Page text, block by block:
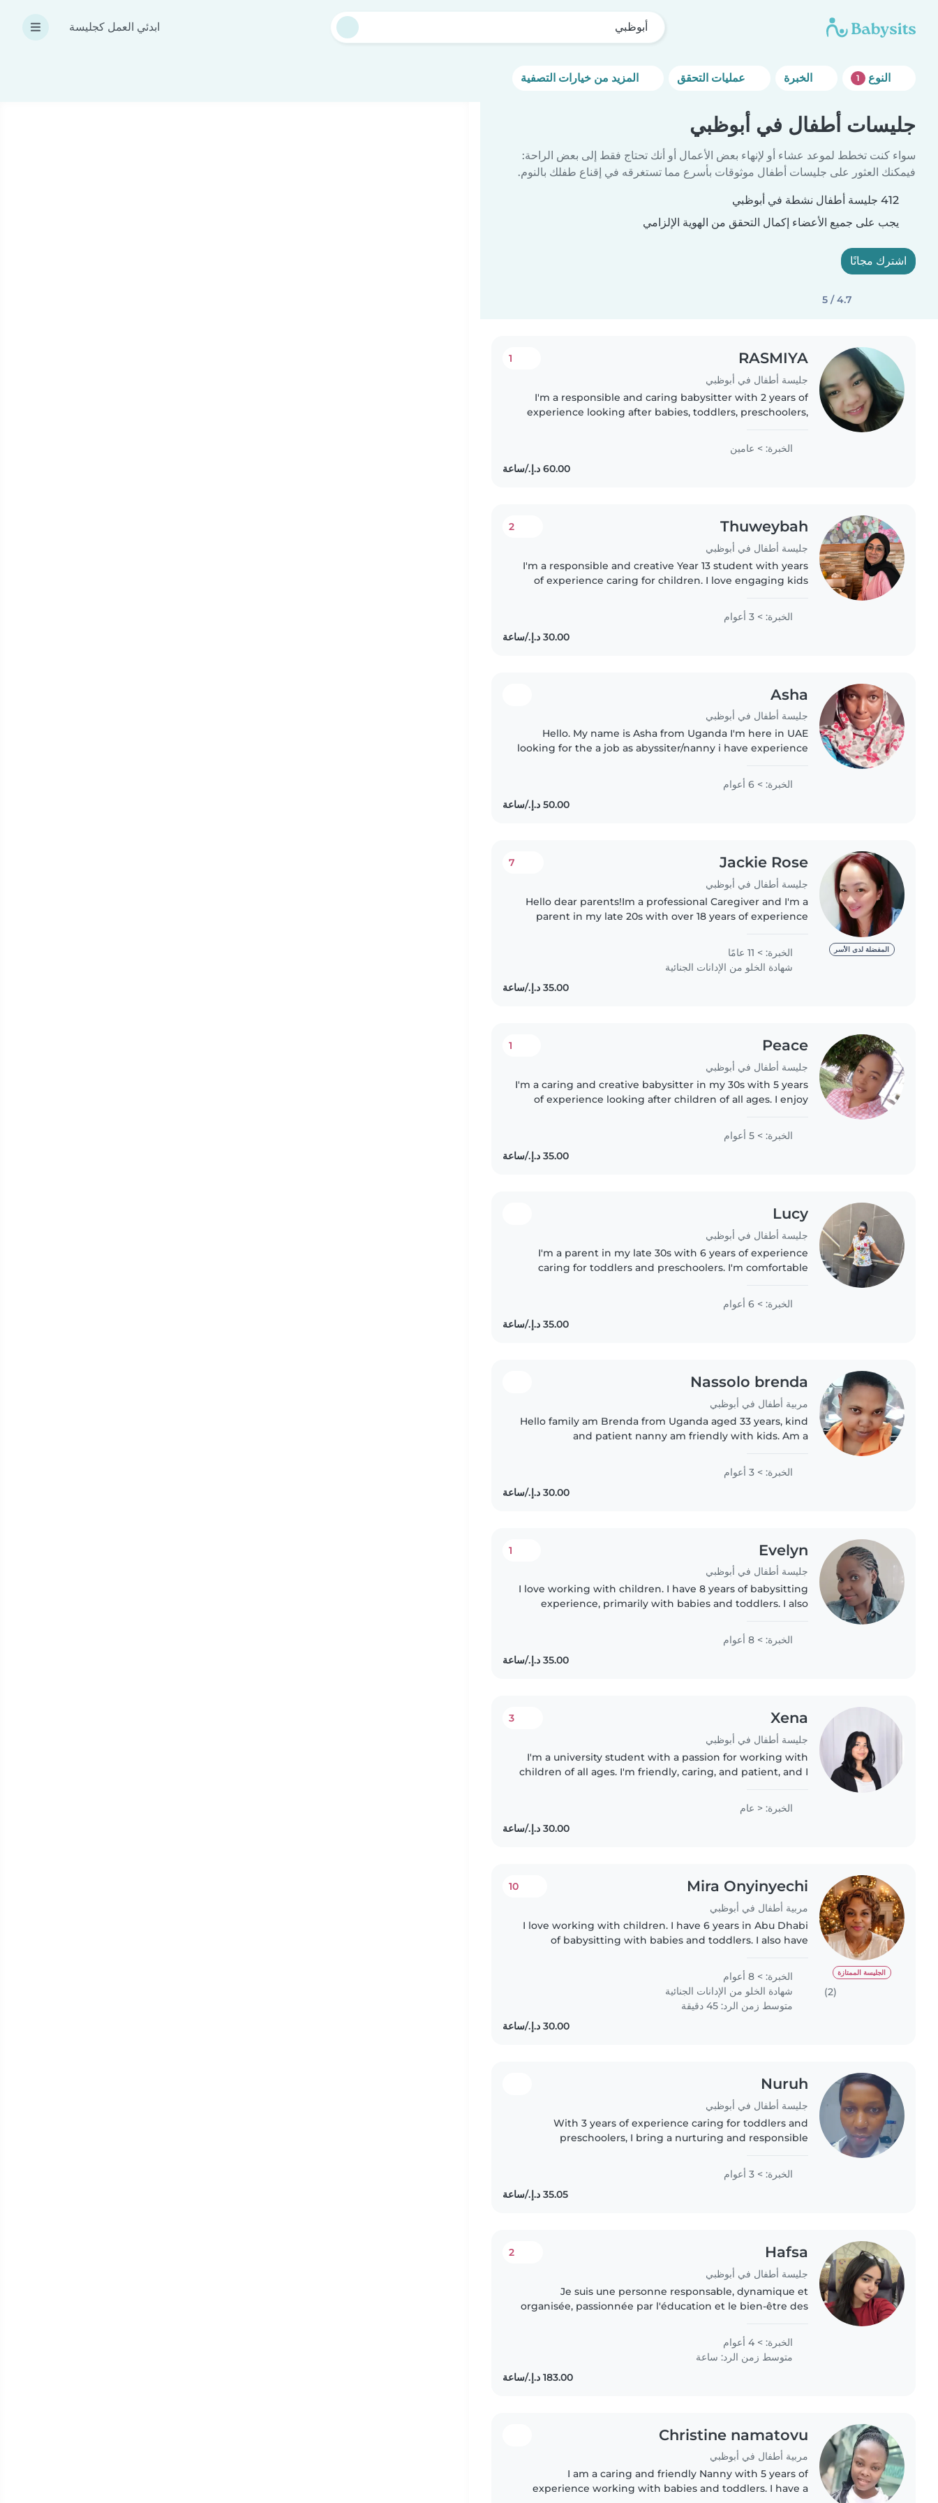
أبوظبي ابدئي العمل كجليسة
1 المزيد من خيارات التصفية
جليسات أطفال في أبوظبي
سواء كنت تخطط لموعد عشاء أو لإنهاء بعض الأعمال أو أنك تحتاج فقط إلى بعض الراحة:
فيمكنك العثور على جليسات أطفال موثوقات بأسرع مما تستغرقه في إقناع طفلك بالنوم.
412 جليسة أطفال نشطة في أبوظبي
يجب على جميع الأعضاء إكمال التحقق من الهوية الإلزامي
اشترك مجانًا
4.7 / 5
RASMIYA
جليسة أطفال في أبوظبي
1
I'm a responsible and caring babysitter with 2 years of
experience looking after babies, toddlers, preschoolers,
the importance..
الخبرة: > عامين
Thuweybah
جليسة أطفال في أبوظبي
2
I'm a responsible and creative Year 13 student with years
of experience caring for children. I love engaging kids
comfortable helping with..
الخبرة: > 3 أعوام
Asha
جليسة أطفال في أبوظبي
Hello. My name is Asha from Uganda I'm here in UAE
looking for the a job as abyssiter/nanny i have experience
cooking Arabic..
الخبرة: > 6 أعوام
المفضلة لدى الأسر
Jackie Rose
جليسة أطفال في أبوظبي
7
Hello dear parents!Im a professional Caregiver and I'm a
parent in my late 20s with over 18 years of experience
wide range of..
الخبرة: > 11 عامًا
شهادة الخلو من الإدانات الجنائية
Peace
جليسة أطفال في أبوظبي
1
I'm a caring and creative babysitter in my 30s with 5 years
of experience looking after children of all ages. I enjoy
games. As a..
الخبرة: > 5 أعوام
Lucy
جليسة أطفال في أبوظبي
I'm a parent in my late 30s with 6 years of experience
caring for toddlers and preschoolers. I'm comfortable
homework. I enjoy drawing,..
الخبرة: > 6 أعوام
Nassolo brenda
مربية أطفال في أبوظبي
Hello family am Brenda from Uganda aged 33 years, kind
and patient nanny am friendly with kids. Am a
years in Oman, I can cook,..
الخبرة: > 3 أعوام
Evelyn
جليسة أطفال في أبوظبي
1
I love working with children. I have 8 years of babysitting
experience, primarily with babies and toddlers. I also
taking care..
الخبرة: > 8 أعوام
Xena
جليسة أطفال في أبوظبي
3
I'm a university student with a passion for working with
children of all ages. I'm friendly, caring, and patient, and I
I'm comfortable..
الخبرة: < عام
الجليسة الممتازة
(2)
Mira Onyinyechi
مربية أطفال في أبوظبي
10
I love working with children. I have 6 years in Abu Dhabi
of babysitting with babies and toddlers. I also have
looking forward..
الخبرة: > 8 أعوام
شهادة الخلو من الإدانات الجنائية
متوسط زمن الرد: 45 دقيقة
Nuruh
جليسة أطفال في أبوظبي
With 3 years of experience caring for toddlers and
preschoolers, I bring a nurturing and responsible
the importance of creating..
الخبرة: > 3 أعوام
Hafsa
جليسة أطفال في أبوظبي
2
Je suis une personne responsable, dynamique et
organisée, passionnée par l'éducation et le bien-être des
environnement à la fois..
الخبرة: > 4 أعوام
متوسط زمن الرد: ساعة
Christine namatovu
مربية أطفال في أبوظبي
I am a caring and friendly Nanny with 5 years of
experience working with babies and toddlers. I have a